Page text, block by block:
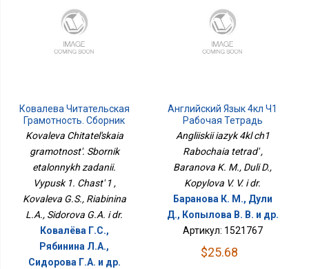
Ковалева Читательская
Грамотность. Сборник
Эталонных Заданий.
Kovaleva Chitatel'skaia
gramotnost'. Sbornik
etalonnykh zadanii.
Vypusk 1. Chast' 1 ,
Kovaleva G.S., Riabinina
L.A., Sidorova G.A. i dr.
Ковалёва Г.С.,
Рябинина Л.А.,
Сидорова Г.А. и др.
Английский Язык 4кл Ч1
Рабочая Тетрадь
Angliiskii iazyk 4kl ch1
Rabochaia tetrad' ,
Baranova K. M., Duli D.,
Kopylova V. V. i dr.
Баранова К. М., Дули
Д., Копылова В. В. и др.
Артикул: 1521767
$25.68